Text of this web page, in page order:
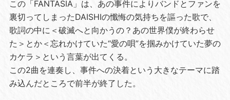
この「FANTASIA」は、あの事件によりバンドとファンを
裏切ってしまったDAISHIの懺悔の気持ちを謳った歌で、
歌詞の中に＜破滅へと向かうの？あの世界僕が終わらせ
た＞とか＜忘れかけていた“愛の唄”を掴みかけていた夢の
カケラ＞という言葉が出てくる。
この2曲を連奏し、事件への決着という大きなテーマに踏
み込んだところで前半が終了した。